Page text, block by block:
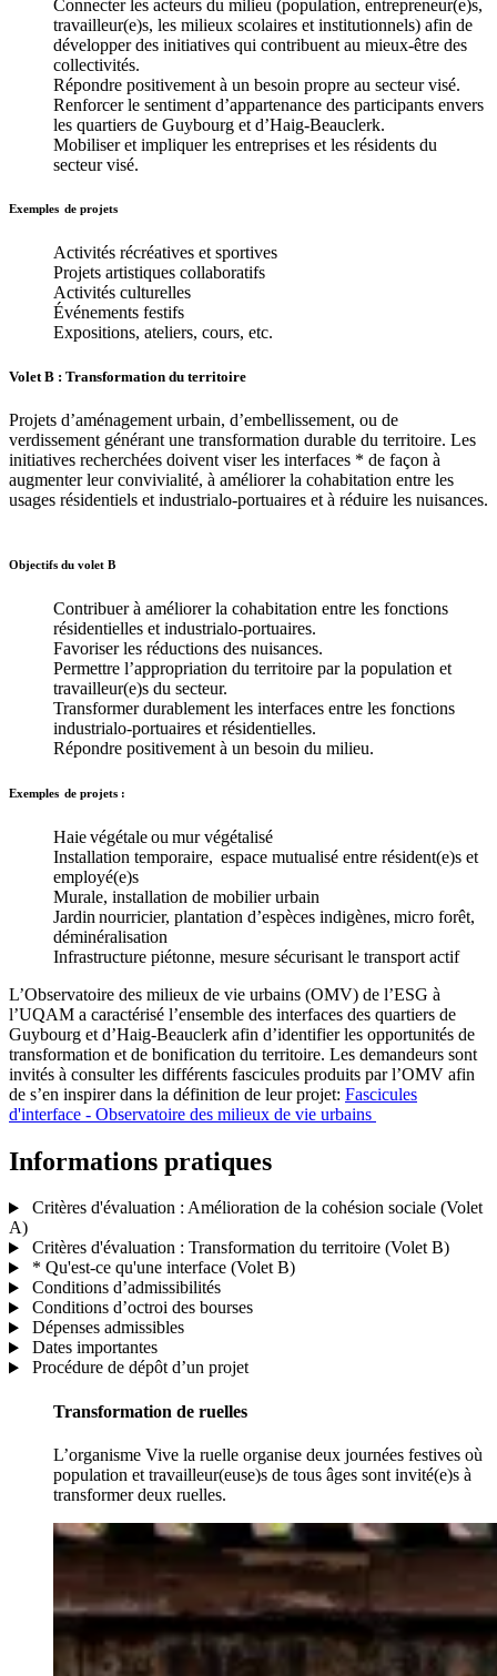
Connecter les acteurs du milieu (population, entrepreneur(e)s,
travailleur(e)s, les milieux scolaires et institutionnels) afin de
développer des initiatives qui contribuent au mieux-être des
collectivités.
Répondre positivement à un besoin propre au secteur visé.
Renforcer le sentiment d’appartenance des participants envers
les quartiers de Guybourg et d’Haig-Beauclerk.
Mobiliser et impliquer les entreprises et les résidents du
secteur visé.
Exemples de projets
Activités récréatives et sportives
Projets artistiques collaboratifs
Activités culturelles
Événements festifs
Expositions, ateliers, cours, etc.
Volet B : Transformation du territoire
Projets d’aménagement urbain, d’embellissement, ou de
verdissement générant une transformation durable du territoire. Les
initiatives recherchées doivent viser les interfaces * de façon à
augmenter leur convivialité, à améliorer la cohabitation entre les
usages résidentiels et industrialo-portuaires et à réduire les nuisances.
Objectifs du volet B
Contribuer à améliorer la cohabitation entre les fonctions
résidentielles et industrialo-portuaires.
Favoriser les réductions des nuisances.
Permettre l’appropriation du territoire par la population et
travailleur(e)s du secteur.
Transformer durablement les interfaces entre les fonctions
industrialo-portuaires et résidentielles.
Répondre positivement à un besoin du milieu.
Exemples de projets :
Haie végétale ou mur végétalisé
Installation temporaire, espace mutualisé entre résident(e)s et
employé(e)s
Murale, installation de mobilier urbain
Jardin nourricier, plantation d’espèces indigènes, micro forêt,
déminéralisation
Infrastructure piétonne, mesure sécurisant le transport actif
L’Observatoire des milieux de vie urbains (OMV) de l’ESG à
l’UQAM a caractérisé l’ensemble des interfaces des quartiers de
Guybourg et d’Haig-Beauclerk afin d’identifier les opportunités de
transformation et de bonification du territoire. Les demandeurs sont
invités à consulter les différents fascicules produits par l’OMV afin
de s’en inspirer dans la définition de leur projet: Fascicules
d'interface - Observatoire des milieux de vie urbains
Informations pratiques
Critères d'évaluation : Amélioration de la cohésion sociale (Volet
A)
Critères d'évaluation : Transformation du territoire (Volet B)
* Qu'est-ce qu'une interface (Volet B)
Conditions d’admissibilités
Conditions d’octroi des bourses
Dépenses admissibles
Dates importantes
Procédure de dépôt d’un projet
Transformation de ruelles
L’organisme Vive la ruelle organise deux journées festives où
population et travailleur(euse)s de tous âges sont invité(e)s à
transformer deux ruelles.